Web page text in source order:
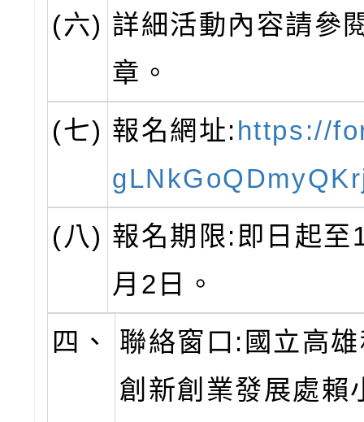
(六) 詳細活動內容請參
章。
(七) 報名網址:https://
(八) 報名期限:即日起至
月2日。
四、
聯絡窗口:國立高
創新創業發展處賴